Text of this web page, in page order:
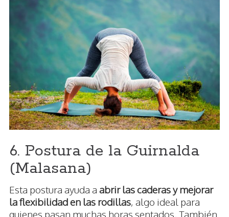
6. Postura de la Guirnalda
(Malasana)
Esta postura ayuda a abrir las caderas y mejorar
la flexibilidad en las rodillas, algo ideal para
quienes pasan muchas horas sentados. También